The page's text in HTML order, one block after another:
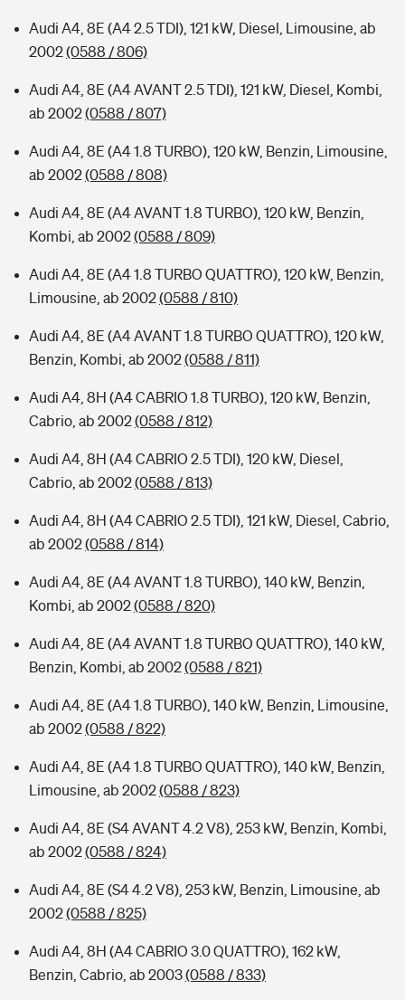
Audi A4, 8E (A4 2.5 TDI), 121 kW, Diesel, Limousine, ab
2002(0588 / 806)
Audi A4, 8E (A4 AVANT 2.5 TDI), 121 kW, Diesel, Kombi,
ab 2002(0588 / 807)
Audi A4, 8E (A4 1.8 TURBO), 120 kW, Benzin, Limousine,
ab 2002(0588 / 808)
Audi A4, 8E (A4 AVANT 1.8 TURBO), 120 kW, Benzin,
Kombi, ab 2002(0588 / 809)
Audi A4, 8E (A4 1.8 TURBO QUATTRO), 120 kW, Benzin,
Limousine, ab 2002(0588 / 810)
Audi A4, 8E (A4 AVANT 1.8 TURBO QUATTRO), 120 kW,
Benzin, Kombi, ab 2002(0588 / 811)
Audi A4, 8H (A4 CABRIO 1.8 TURBO), 120 kW, Benzin,
Cabrio, ab 2002(0588 / 812)
Audi A4, 8H (A4 CABRIO 2.5 TDI), 120 kW, Diesel,
Cabrio, ab 2002(0588 / 813)
Audi A4, 8H (A4 CABRIO 2.5 TDI), 121 kW, Diesel, Cabrio,
ab 2002(0588 / 814)
Audi A4, 8E (A4 AVANT 1.8 TURBO), 140 kW, Benzin,
Kombi, ab 2002(0588 / 820)
Audi A4, 8E (A4 AVANT 1.8 TURBO QUATTRO), 140 kW,
Benzin, Kombi, ab 2002(0588 / 821)
Audi A4, 8E (A4 1.8 TURBO), 140 kW, Benzin, Limousine,
ab 2002(0588 / 822)
Audi A4, 8E (A4 1.8 TURBO QUATTRO), 140 kW, Benzin,
Limousine, ab 2002(0588 / 823)
Audi A4, 8E (S4 AVANT 4.2 V8), 253 kW, Benzin, Kombi,
ab 2002(0588 / 824)
Audi A4, 8E (S4 4.2 V8), 253 kW, Benzin, Limousine, ab
2002(0588 / 825)
Audi A4, 8H (A4 CABRIO 3.0 QUATTRO), 162 kW,
Benzin, Cabrio, ab 2003(0588 / 833)